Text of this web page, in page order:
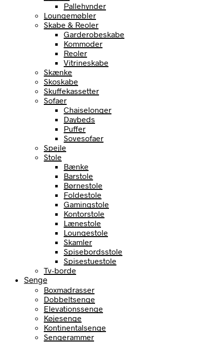
Pallehynder
Loungemøbler
Skabe & Reoler
Garderobeskabe
Kommoder
Reoler
Vitrineskabe
Skænke
Skoskabe
Skuffekassetter
Sofaer
Chaiselonger
Daybeds
Puffer
Sovesofaer
Spejle
Stole
Bænke
Barstole
Børnestole
Foldestole
Gamingstole
Kontorstole
Lænestole
Loungestole
Skamler
Spisebordsstole
Spisestuestole
Tv-borde
Senge
Boxmadrasser
Dobbeltsenge
Elevationssenge
Køjesenge
Kontinentalsenge
Sengerammer